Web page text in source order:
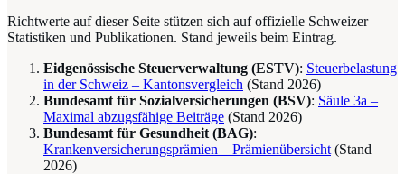
Richtwerte auf dieser Seite stützen sich auf offizielle Schweizer
Statistiken und Publikationen. Stand jeweils beim Eintrag.
Eidgenössische Steuerverwaltung (ESTV): Steuerbelastung
in der Schweiz – Kantonsvergleich (Stand 2026)
Bundesamt für Sozialversicherungen (BSV): Säule 3a –
Maximal abzugsfähige Beiträge (Stand 2026)
Bundesamt für Gesundheit (BAG):
Krankenversicherungsprämien – Prämienübersicht (Stand
2026)